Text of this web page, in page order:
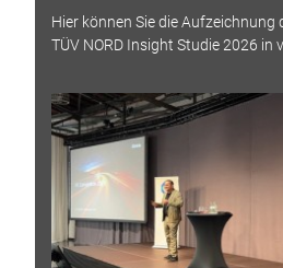
Hier können Sie die Aufzeichnung
TÜV NORD Insight Studie 2026 in